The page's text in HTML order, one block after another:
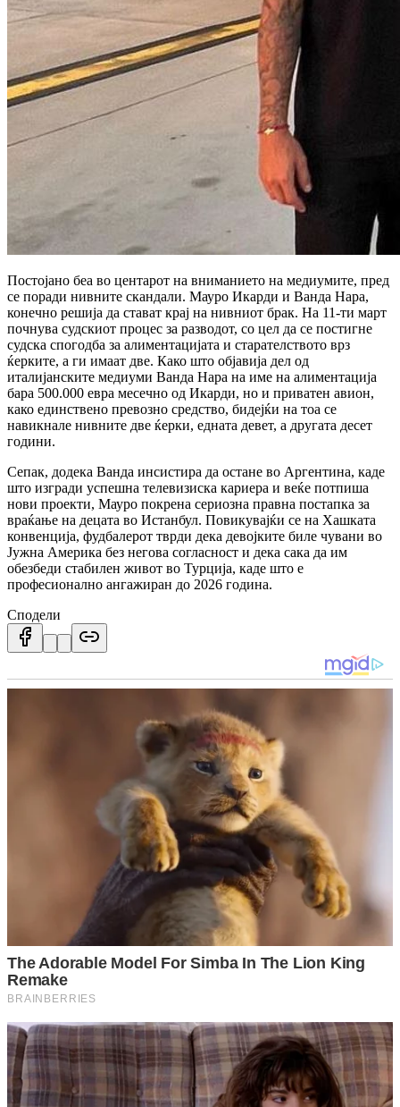
Постојано беа во центарот на вниманието на медиумите, пред
се поради нивните скандали. Мауро Икарди и Ванда Нара,
конечно решија да стават крај на нивниот брак. На 11-ти март
почнува судскиот процес за разводот, со цел да се постигне
судска спогодба за алиментацијата и старателството врз
ќерките, а ги имаат две. Како што објавија дел од
италијанските медиуми Ванда Нара на име на алиментација
бара 500.000 евра месечно од Икарди, но и приватен авион,
како единствено превозно средство, бидејќи на тоа се
навикнале нивните две ќерки, едната девет, а другата десет
години.
Сепак, додека Ванда инсистира да остане во Аргентина, каде
што изгради успешна телевизиска кариера и веќе потпиша
нови проекти, Мауро покрена сериозна правна постапка за
враќање на децата во Истанбул. Повикувајќи се на Хашката
конвенција, фудбалерот тврди дека девојките биле чувани во
Јужна Америка без негова согласност и дека сака да им
обезбеди стабилен живот во Турција, каде што е
професионално ангажиран до 2026 година.
Сподели